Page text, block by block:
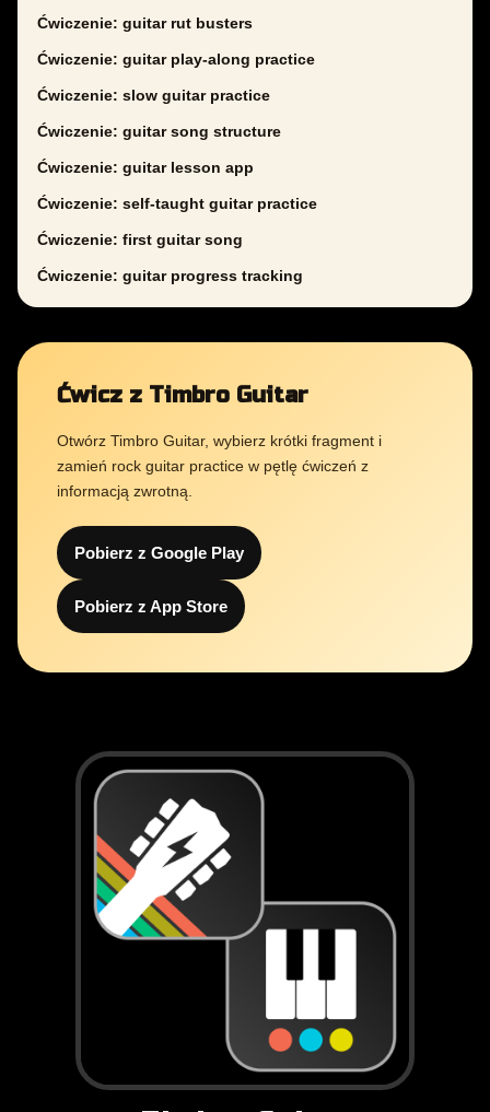
Ćwiczenie: guitar rut busters
Ćwiczenie: guitar play-along practice
Ćwiczenie: slow guitar practice
Ćwiczenie: guitar song structure
Ćwiczenie: guitar lesson app
Ćwiczenie: self-taught guitar practice
Ćwiczenie: first guitar song
Ćwiczenie: guitar progress tracking
Ćwicz z Timbro Guitar
Otwórz Timbro Guitar, wybierz krótki fragment i
zamień rock guitar practice w pętlę ćwiczeń z
informacją zwrotną.
Pobierz z Google Play
Pobierz z App Store